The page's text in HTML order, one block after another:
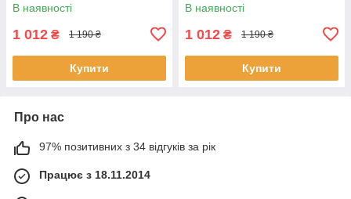
В наявності
1 012 ₴ 1 190 ₴
Купити
В наявності
1 012 ₴ 1 190 ₴
Купити
Про нас
97% позитивних з 34 відгуків за рік
Працює з 18.11.2014